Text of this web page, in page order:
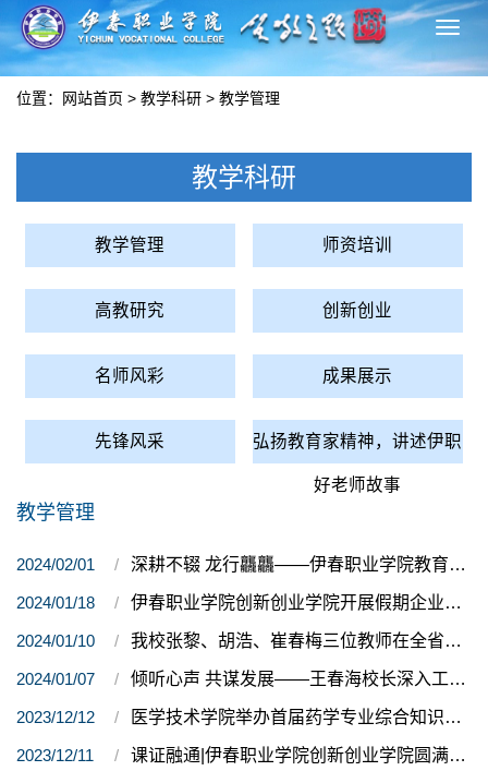
切
换
位置： 网站首页 > 教学科研 > 教学管理
教学科研
教学管理 师资培训
高教研究 创新创业
名师风彩 成果展示
先锋风采 弘扬教育家精神，讲述伊职
好老师故事
教学管理
2024/02/01 深耕不辍 龙行龘龘——伊春职业学院教育教学捷报频传
2024/01/18 伊春职业学院创新创业学院开展假期企业调研活动
2024/01/10 我校张黎、胡浩、崔春梅三位教师在全省高校思想政治理论课“精彩系列”教学成果遴选中斩获佳绩
2024/01/07 倾听心声 共谋发展——王春海校长深入工程应用于技术院开展调研
2023/12/12 医学技术学院举办首届药学专业综合知识竞赛
2023/12/11 课证融通|伊春职业学院创新创业学院圆满完成1+X生涯规划指导职业技能等级证书考试工作